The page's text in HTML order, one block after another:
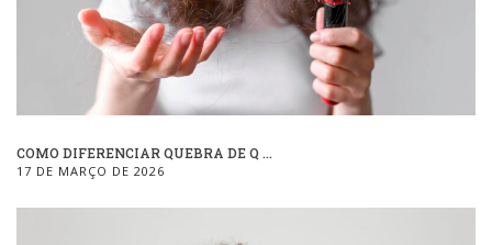
COMO DIFERENCIAR QUEBRA DE Q ...
17 DE MARÇO DE 2026